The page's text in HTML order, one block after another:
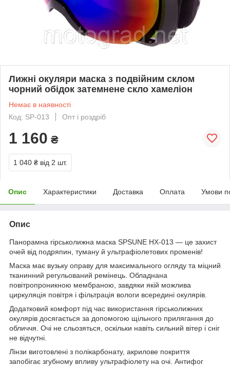
Лижні окуляри маска з подвійним склом
чорний обідок затемнене скло хамеліон
Немає в наявності
Код: SP-013
Опт і роздріб
1 160 ₴
1 040 ₴ від 2 шт.
Опис Характеристики Доставка Оплата Умови
Опис
Панорамна гірськолижна маска SPSUNE HX-013 — це захист
очей від подряпин, туману й ультрафіолетових променів!
Маска має вузьку оправу для максимального огляду та міцний
тканинний регульований ремінець. Обладнана
повітропроникною мембраною, завдяки якій можлива
циркуляція повітря і фільтрація вологи всередині окулярів.
Додатковий комфорт під час використання гірськолижних
окулярів досягається за допомогою щільного прилягання до
обличчя. Очі не сльозяться, оскільки навіть сильний вітер і сніг
не відчутні.
Лінзи виготовлені з полікарбонату, акрилове покриття
запобігає згубному впливу ультрафіолету на очі. Антифог